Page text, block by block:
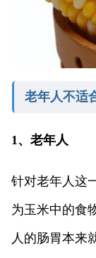
老年人不适
1、老年人
针对老年人这
为玉米中的食
人的肠胃本来